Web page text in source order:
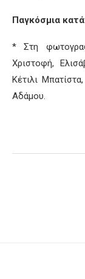
Παγκόσμια
* Στη
Χριστοφή,
Κέτιλι
Αδάμου.